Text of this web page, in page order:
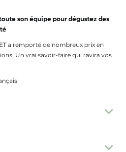
son équipe pour dégustez des
a remporté de nombreux prix en
Un vrai savoir-faire qui ravira vos